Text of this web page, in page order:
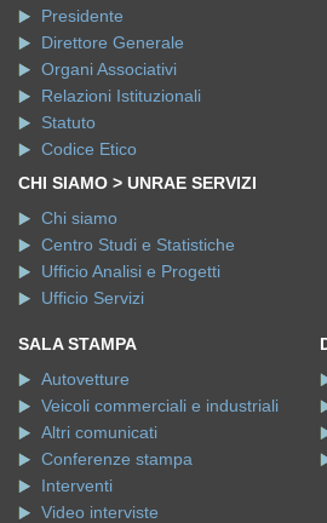
Presidente
Direttore Generale
Organi Associativi
Relazioni Istituzionali
Statuto
Codice Etico
CHI SIAMO > UNRAE SERVIZI
Chi siamo
Centro Studi e Statistiche
Ufficio Analisi e Progetti
Ufficio Servizi
SALA STAMPA
Autovetture
Veicoli commerciali e industriali
Altri comunicati
Conferenze stampa
Interventi
Video interviste